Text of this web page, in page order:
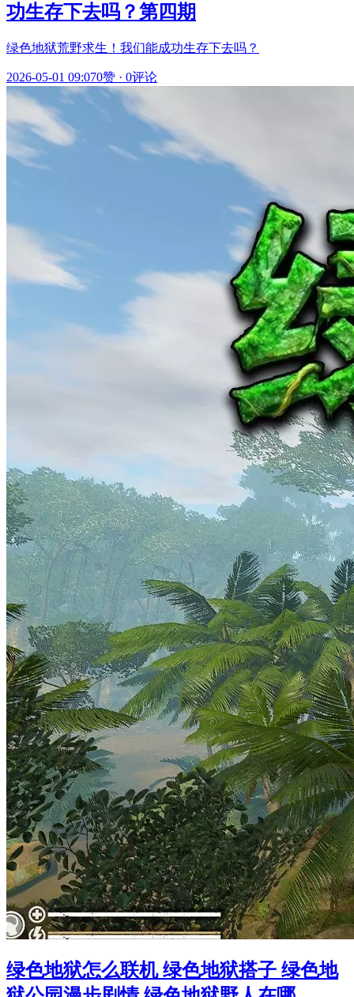
功生存下去吗？第四期
绿色地狱荒野求生！我们能成功生存下去吗？
2026-05-01 09:070赞 · 0评论
绿色地狱怎么联机 绿色地狱搭子 绿色地